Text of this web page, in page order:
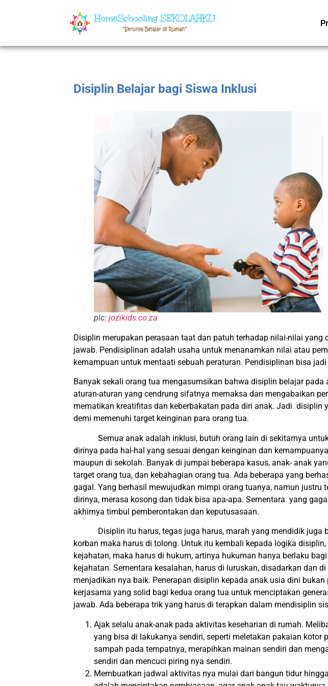
Disiplin Belajar bagi Siswa Inklusi
pic: jozikids.co.za
Disiplin merupakan perasaan taat dan patuh terhadap nilai-nilai yang
jawab. Pendisiplinan adalah usaha untuk menanamkan nilai atau
kemampuan untuk mentaati sebuah peraturan. Pendisiplinan bisa
Banyak sekali orang tua mengasumsikan bahwa disiplin belajar pada
aturan-aturan yang cendrung sifatnya memaksa dan mengabaikan
mematikan kreatifitas dan keberbakatan pada diri anak. Jadi disiplin
demi memenuhi target keinginan para orang tua.
Semua anak adalah inklusi, butuh orang lain di sekitarnya untuk
dirinya pada hal-hal yang sesuai dengan keinginan dan
maupun di sekolah. Banyak di jumpai beberapa kasus, anak- anak
target orang tua, dan kebahagian orang tua. Ada beberapa yang
gagal. Yang berhasil mewujudkan mimpi orang tuanya, namun justru
dirinya, merasa kosong dan tidak bisa apa-apa. Sementara yang
akhirnya timbul pemberontakan dan keputusasaan.
Disiplin itu harus, tegas juga harus, marah yang mendidik juga
korban maka harus di tolong. Untuk itu kembali kepada logika
kejahatan, maka harus di hukum, artinya hukuman hanya berlaku
kejahatan. Sementara kesalahan, harus di luruskan, disadarkan dan
menjadikan nya baik. Penerapan disiplin kepada anak usia dini
kerjasama yang solid bagi kedua orang tua untuk menciptakan
jawab. Ada beberapa trik yang harus di terapkan dalam mendisiplin
Ajak selalu anak-anak pada aktivitas keseharian di rumah.
yang bisa di lakukanya sendiri, seperti meletakan pakaian kotor
sampah pada tempatnya, merapihkan mainan sendiri dan
sendiri dan mencuci piring nya sendiri.
Membuatkan jadwal aktivitas nya mulai dari bangun tidur